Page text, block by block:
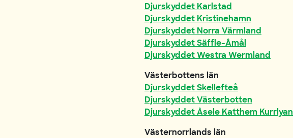
Djurskyddet Karlstad
Djurskyddet Kristinehamn
Djurskyddet Norra Värmland
Djurskyddet Säffle-Åmål
Djurskyddet Westra Wermland
Västerbottens län
Djurskyddet Skellefteå
Djurskyddet Västerbotten
Djurskyddet Åsele Katthem Kurrlyan
Västernorrlands län